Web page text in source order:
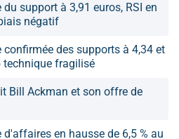
du support à 3,91 euros, RSI en
négatif
confirmée des supports à 4,34 et
technique fragilisé
Bill Ackman et son offre de
en hausse de 6,5 % au